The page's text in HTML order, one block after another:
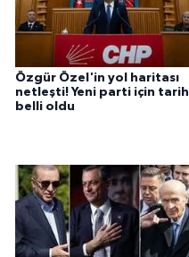
Özgür Özel'in yol haritası
netleşti! Yeni parti için tarih
belli oldu